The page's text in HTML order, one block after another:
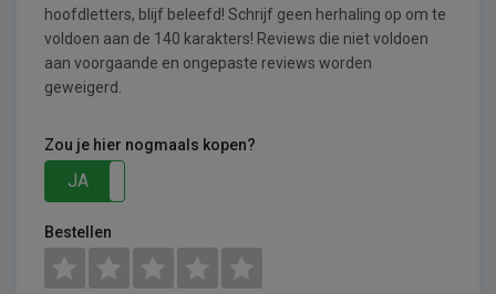
hoofdletters, blijf beleefd! Schrijf geen herhaling op om te
voldoen aan de 140 karakters! Reviews die niet voldoen
aan voorgaande en ongepaste reviews worden
geweigerd.
Zou je hier nogmaals kopen?
JA
Bestellen